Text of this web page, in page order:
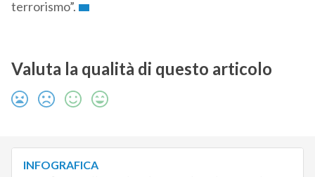
terrorismo”.
Valuta la qualità di questo articolo
INFOGRAFICA